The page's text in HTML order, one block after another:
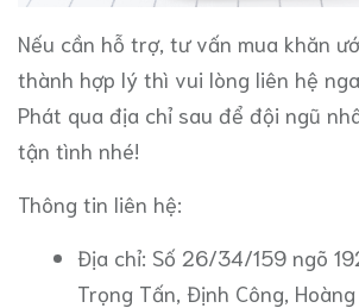
Nếu cần hỗ trợ, tư vấn mua khăn
thành hợp lý thì vui lòng liên hệ
Phát qua địa chỉ sau để đội ngũ
tận tình nhé!
Thông tin liên hệ:
Địa chỉ: Số 26/34/159 ngõ
Trọng Tấn, Định Công,